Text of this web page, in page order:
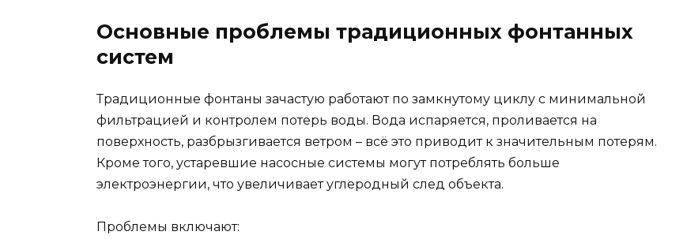
Основные проблемы традиционных фонтанных
систем
Традиционные фонтаны зачастую работают по замкнутому циклу с минимальной
фильтрацией и контролем потерь воды. Вода испаряется, проливается на
поверхность, разбрызгивается ветром – всё это приводит к значительным потерям.
Кроме того, устаревшие насосные системы могут потреблять больше
электроэнергии, что увеличивает углеродный след объекта.
Проблемы включают: